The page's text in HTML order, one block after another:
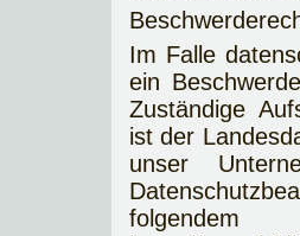
Im Falle
ein
Zuständige
ist der
unser